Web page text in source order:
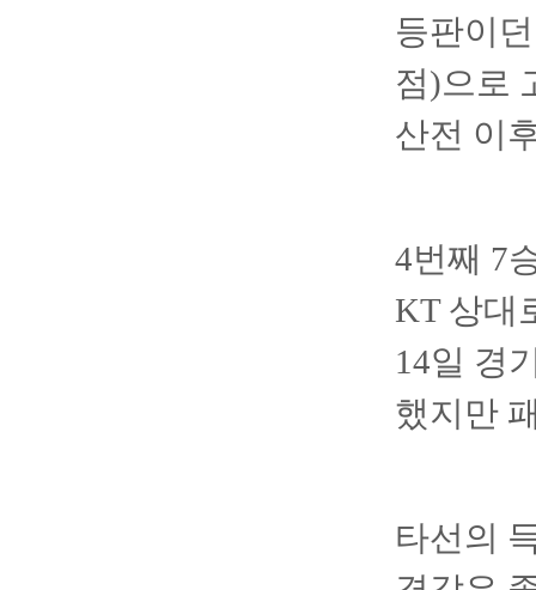
등판이
점)으로
산전 이
4번째 7
KT 상대
14일 경
했지만
타선의